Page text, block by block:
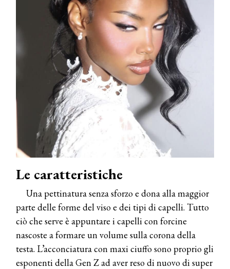
Le caratteristiche
Una pettinatura senza sforzo e dona alla maggior
parte delle forme del viso e dei tipi di capelli. Tutto
ciò che serve è appuntare i capelli con forcine
nascoste a formare un volume sulla corona della
testa. L’acconciatura con maxi ciuffo sono proprio gli
esponenti della Gen Z ad aver reso di nuovo di super